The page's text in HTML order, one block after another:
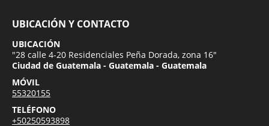
UBICACIÓN Y CONTACTO
UBICACIÓN
"28 calle 4-20 Residenciales Peña Dorada, zona 16"
Ciudad de Guatemala - Guatemala - Guatemala
MÓVIL
55320155
TELÉFONO
+50250593898